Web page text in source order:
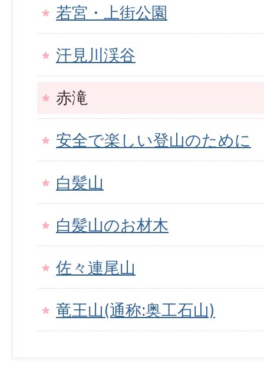
若宮・上街公園
汗見川渓谷
赤滝
安全で楽しい登山のために
白髪山
白髪山のお材木
佐々連尾山
竜王山(通称:奥工石山)